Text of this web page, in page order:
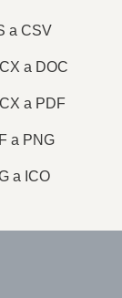
a CSV
a DOC
a PDF
a PNG
a ICO